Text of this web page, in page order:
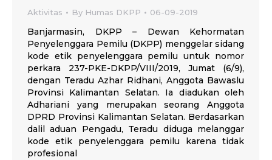
Aktivitas By Humas DKPP 06-09-2019
Banjarmasin, DKPP – Dewan Kehormatan
Penyelenggara Pemilu (DKPP) menggelar sidang
kode etik penyelenggara pemilu untuk nomor
perkara 237-PKE-DKPP/VIII/2019, Jumat (6/9),
dengan Teradu Azhar Ridhani, Anggota Bawaslu
Provinsi Kalimantan Selatan. Ia diadukan oleh
Adhariani yang merupakan seorang Anggota
DPRD Provinsi Kalimantan Selatan. Berdasarkan
dalil aduan Pengadu, Teradu diduga melanggar
kode etik penyelenggara pemilu karena tidak
profesional